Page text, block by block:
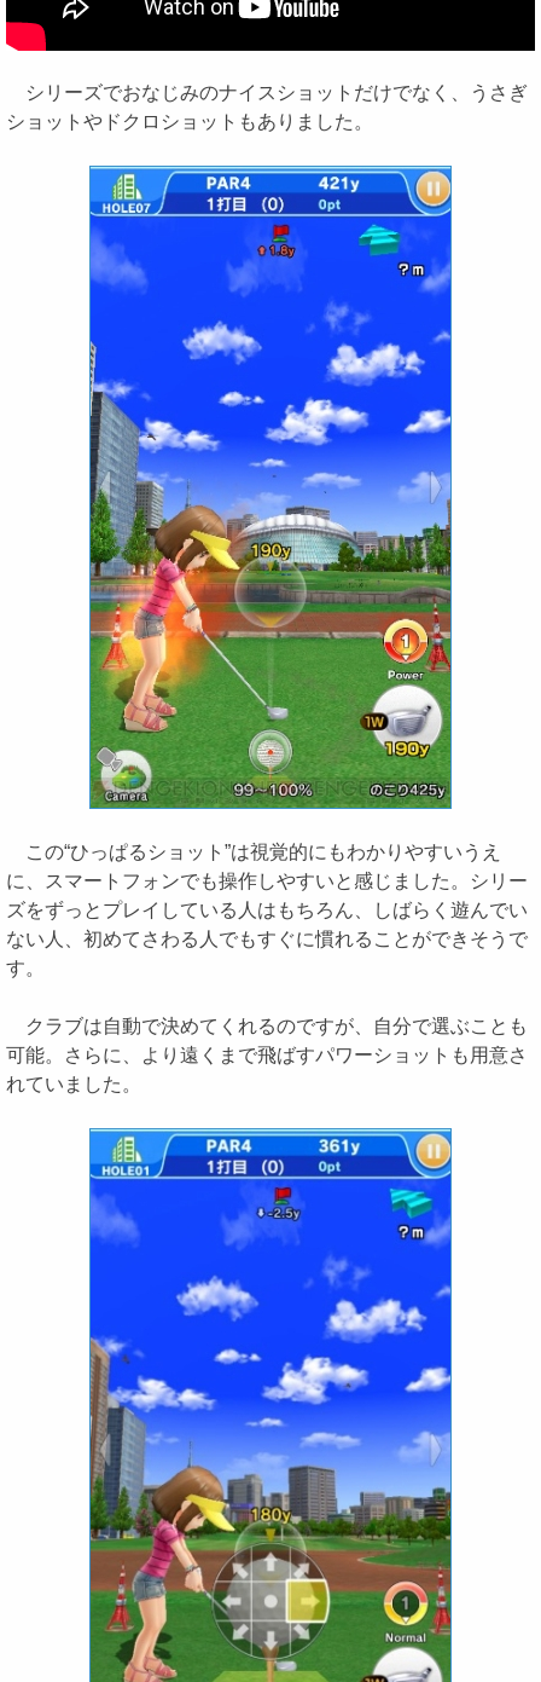
シリーズでおなじみのナイスショットだけでなく、うさぎ
ショットやドクロショットもありました。
この“ひっぱるショット”は視覚的にもわかりやすいうえ
に、スマートフォンでも操作しやすいと感じました。シリー
ズをずっとプレイしている人はもちろん、しばらく遊んでい
ない人、初めてさわる人でもすぐに慣れることができそうで
す。
クラブは自動で決めてくれるのですが、自分で選ぶことも
可能。さらに、より遠くまで飛ばすパワーショットも用意さ
れていました。